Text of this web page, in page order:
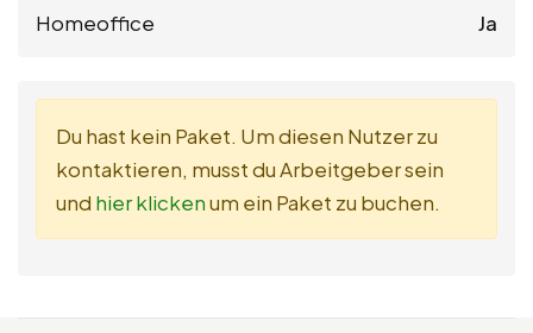
Homeoffice Ja
Du hast kein Paket. Um diesen Nutzer zu
kontaktieren, musst du Arbeitgeber sein
und hier klickenum ein Paket zu buchen.